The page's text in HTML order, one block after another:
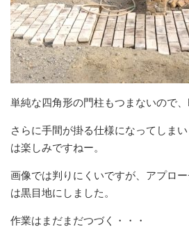
単純な四角形の門柱もつまないので、
さらに手間が掛る仕様になってしま
は楽しみですねー。
画像では判りにくいですが、アプロ
は黒目地にしました。
作業はまだまだつづく・・・